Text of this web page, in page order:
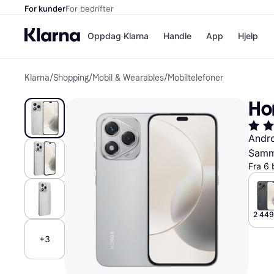
For kunderFor bedrifter
Oppdag Klarna
Betal nå
Betal i 3
Betal innen
Finansiering
Handle
kicks.no
App Hjelp
Klarna/Shopping/Mobil & Wearables/Mobiltelefoner
+3
Fra 6
2